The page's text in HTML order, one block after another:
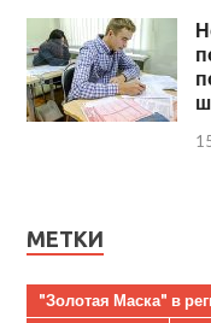
МЕТКИ
"Золотая Маска" в